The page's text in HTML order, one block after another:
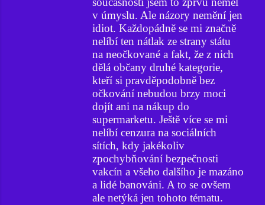
v úmyslu. Ale názory nemění jen
idiot. Každopádně se mi značně
nelíbí ten nátlak ze strany státu
na neočkované a fakt, že z nich
dělá občany druhé kategorie,
kteří si pravděpodobně bez
očkování nebudou brzy moci
dojít ani na nákup do
supermarketu. Ještě více se mi
nelíbí cenzura na sociálních
sítích, kdy jakékoliv
zpochybňování bezpečnosti
vakcín a všeho dalšího je mazáno
a lidé banováni. A to se ovšem
ale netýká jen tohoto tématu.